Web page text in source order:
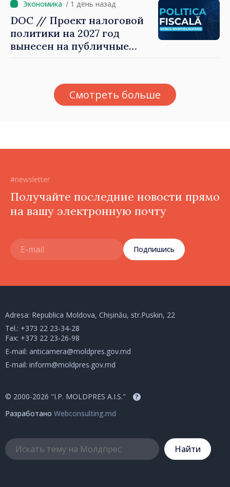
налогу
/ 1 день назад
DOC // Проект налоговой
политики на 2027 год
вынесен на публичные
Смотреть больше
#newsletter
Получайте последние новости прямо
на вашу электронную почту
Подпишись
Adresa: Republica Moldova, Chișinău, str.Puskin, 22
Tel.: +373 22 23-34-28
Fax: +373 22 23-26-98
E-mail: anticamera@moldpres.gov.md
E-mail: inform@moldpres.gov.md
© 2000-2026 "I.P. MOLDPRES A.I.S." ?
Разработано Webconsulting.md
Hайти